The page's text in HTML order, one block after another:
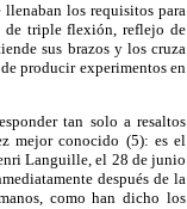
llenaban los requisitos para
de triple flexión, reflejo de
sus brazos y los cruza
producir experimentos en
tan solo a resaltos
mejor conocido (5): es el
Languille, el 28 de junio
después de la
como han dicho los